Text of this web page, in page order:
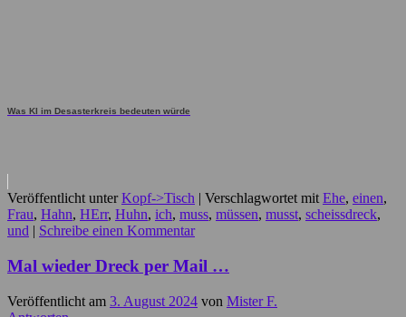
Was KI im Desasterkreis bedeuten würde
Veröffentlicht unter Kopf->Tisch | Verschlagwortet mit Ehe, einen,
Frau, Hahn, HErr, Huhn, ich, muss, müssen, musst, scheissdreck,
und | Schreibe einen Kommentar
Mal wieder Dreck per Mail …
Veröffentlicht am 3. August 2024 von Mister F.